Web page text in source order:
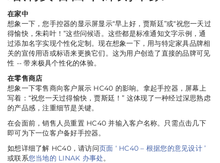
在家中
想象一下，您手控器的显示屏显示“早上好，贾斯廷”或“祝您一天过
得愉快，朱莉叶！”这些问候语。这些都是标准通知文字示例，通
过添加名字实现个性化定制。现在想象一下，用与特定家具品牌相
关的宣传用语或标语来更换它们。这为用户创造了直接的品牌可见
性 -- 带来极具个性化的体验。
在零售商店
想象一下零售商向客户展示 HC40 的影响。拿起手控器，屏幕上
写着：“祝您一天过得愉快，贾斯廷！” 这体现了一种经过深思熟虑
的产品感，注重细节是关键。
在会面前，销售人员重置 HC40 并输入客户名称。只需点击几下
即可为下一位客户备好手控器。
如想详细了解 HC40，请访问页面 ‘ HC40 – 根据您的意见设计 ’
或联系您当地的 LINAK 办事处。